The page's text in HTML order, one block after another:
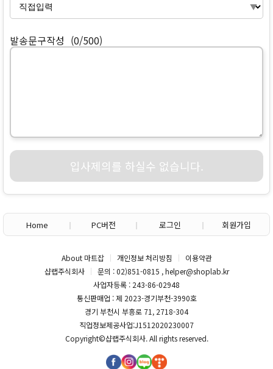
발송문구작성 (0/500)
입사제의를 하실수 없습니다.
Home PC버전 로그인 회원가입
About 마트잡 개인정보 처리방침
이용약관
샵랩주식회사
문의 : 02)851-0815 , helper@shoplab.kr
사업자등록 : 243-86-02948
통신판매업 : 제 2023-경기부천-3990호
경기 부천시 부흥로 71, 2718-304
직업정보제공사업:J1512020230007
Copyright©샵랩주식회사. All rights reserved.